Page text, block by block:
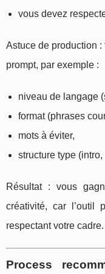
vous devez
Astuce de production
prompt, par exemple :
niveau de langage
format (phrases
mots à éviter,
structure type
Résultat : vous
créativité, car l’outil
respectant votre cadre.
Process